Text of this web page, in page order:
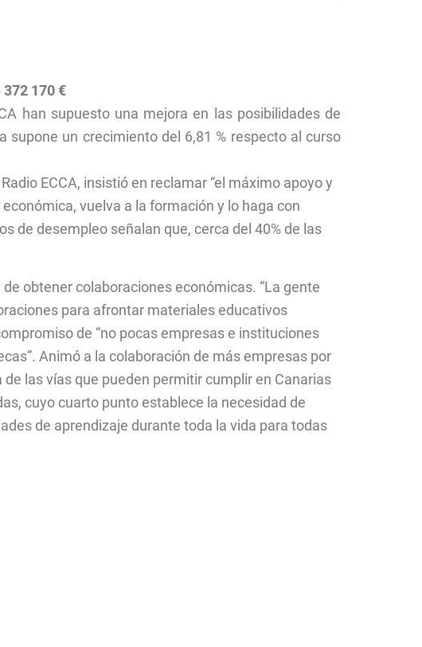
170 €
han supuesto una mejora en las posibilidades de
supone un crecimiento del 6,81 % respecto al curso
ECCA, insistió en reclamar “el máximo apoyo y
vuelva a la formación y lo haga con
de desempleo señalan que, cerca del 40% de las
obtener colaboraciones económicas. “La gente
para afrontar materiales educativos
de “no pocas empresas e instituciones
Animó a la colaboración de más empresas por
las vías que pueden permitir cumplir en Canarias
cuyo cuarto punto establece la necesidad de
de aprendizaje durante toda la vida para todas